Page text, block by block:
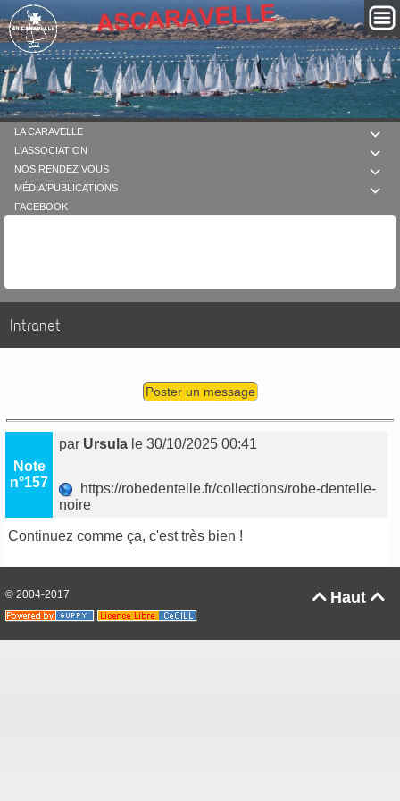

LA CARAVELLE

L'ASSOCIATION

NOS RENDEZ VOUS

MÉDIA/PUBLICATIONS
FACEBOOK
Intranet
Poster un message
Note
n°157
par Ursula le 30/10/2025 00:41
https://robedentelle.fr/collections/robe-dentelle-
noire
Continuez comme ça, c'est très bien !
Haut 
© 2004-2017